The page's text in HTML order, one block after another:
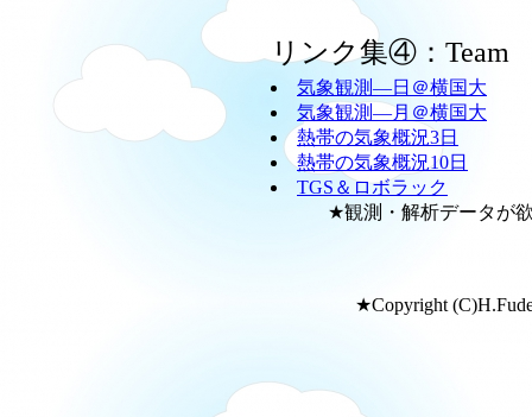
リンク集④：
気象観測―日＠横国大
気象観測―月＠横国大
熱帯の気象概況3日
熱帯の気象概況10日
TGS＆ロボラック
★観測・解析データが欲し
★Copyright